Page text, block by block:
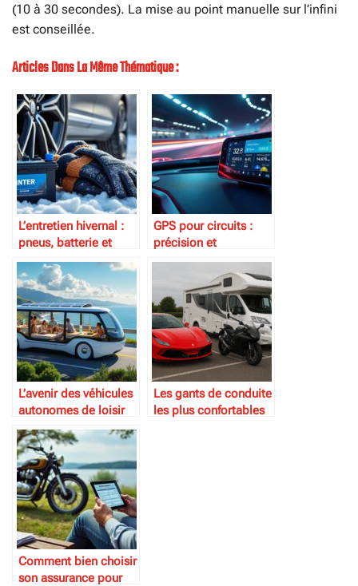
(10 à 30 secondes). La mise au point manuelle sur l’infini
est conseillée.
Articles Dans La Même Thématique :
L’entretien hivernal :
pneus, batterie et
protection
GPS pour circuits :
précision et
performance
L’avenir des véhicules
autonomes de loisir
Les gants de conduite
les plus confortables
Comment bien choisir
son assurance pour